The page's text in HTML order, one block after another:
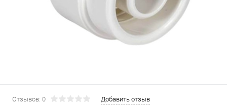
Отзывов: 0
Добавить отзыв